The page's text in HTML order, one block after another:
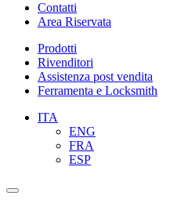
Contatti
Area Riservata
Prodotti
Rivenditori
Assistenza post vendita
Ferramenta e Locksmith
ITA
ENG
FRA
ESP